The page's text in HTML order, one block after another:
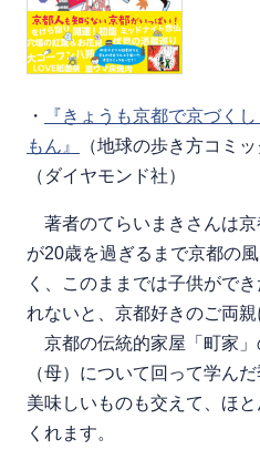
・
『きょうも京都で京づく
もん』
（地球の歩き方コミ
（ダイヤモンド社）
著者のてらいまきさんは
が20歳を過ぎるまで京都の
く、このままでは子供がで
れないと、京都好きのご両親
京都の伝統的家屋「町家」
（母）について回って学ん
美味しいものも交えて、ほ
くれます。